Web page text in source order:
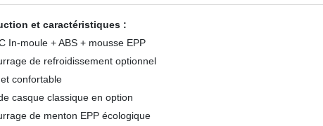
et caractéristiques :
In-moule + ABS + mousse EPP
de refroidissement optionnel
confortable
casque classique en option
de menton EPP écologique